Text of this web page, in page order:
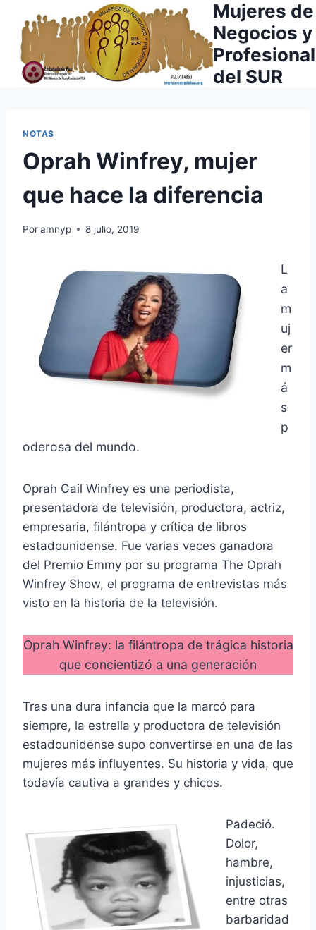
contenido
Mujeres de
Negocios y
del SUR
NOTAS
Oprah Winfrey, mujer
que hace la diferencia
Poramnyp 8 julio, 2019
L
a
m
uj
er
m
á
s
p
oderosa del mundo.
Oprah Gail Winfrey es una periodista,
presentadora de televisión, productora, actriz,
empresaria, filántropa y crítica de libros
estadounidense. Fue varias veces ganadora
del Premio Emmy por su programa The Oprah
Winfrey Show, el programa de entrevistas más
visto en la historia de la televisión.
Oprah Winfrey: la filántropa de trágica historia
que concientizó a una generación
Tras una dura infancia que la marcó para
siempre, la estrella y productora de televisión
estadounidense supo convertirse en una de las
mujeres más influyentes. Su historia y vida, que
todavía cautiva a grandes y chicos.
Padeció.
Dolor,
hambre,
injusticias,
entre otras
barbaridad